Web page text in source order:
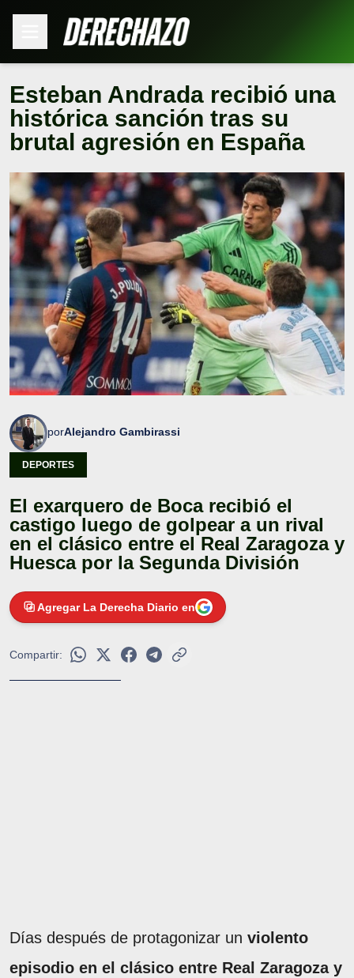
Esteban Andrada recibió una
histórica sanción tras su
brutal agresión en España
porAlejandro Gambirassi
DEPORTES
El exarquero de Boca recibió el
castigo luego de golpear a un rival
en el clásico entre el Real Zaragoza y
Huesca por la Segunda División
Agregar La Derecha Diario en
Compartir:
Días después de protagonizar un violento
episodio en el clásico entre Real Zaragoza y